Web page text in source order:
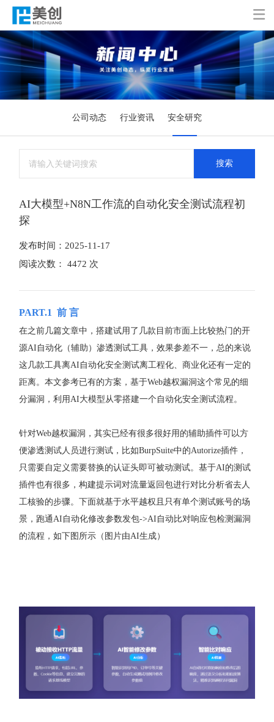

公司动态 行业资讯 安全研究
搜索
AI大模型+N8N工作流的自动化安全测试流程初
探
发布时间：2025-11-17
阅读次数： 4472 次
PART.1前 言
在之前几篇文章中，搭建试用了几款目前市面上比较热门的开
源AI自动化（辅助）渗透测试工具，效果参差不一，总的来说
这几款工具离AI自动化安全测试离工程化、商业化还有一定的
距离。本文参考已有的方案，基于Web越权漏洞这个常见的细
分漏洞，利用AI大模型从零搭建一个自动化安全测试流程。
针对Web越权漏洞，其实已经有很多很好用的辅助插件可以方
便渗透测试人员进行测试，比如BurpSuite中的Autorize插件，
只需要自定义需要替换的认证头即可被动测试。基于AI的测试
插件也有很多，构建提示词对流量返回包进行对比分析省去人
工核验的步骤。下面就基于水平越权且只有单个测试账号的场
景，跑通AI自动化修改参数发包->AI自动比对响应包检测漏洞
的流程，如下图所示（图片由AI生成）